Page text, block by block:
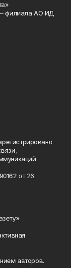
– филиала АО ИД
от 26
авторов.